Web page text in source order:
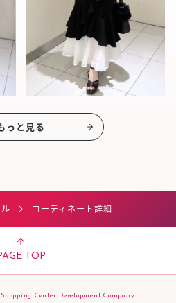
っと見る
コーディネート詳細
TOP
Center Development Company